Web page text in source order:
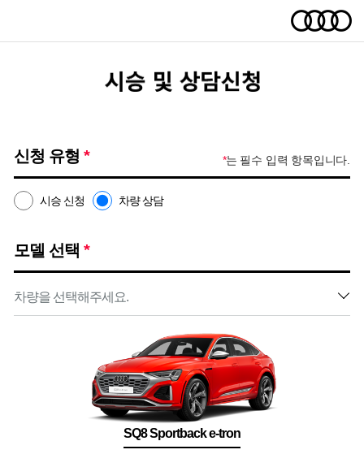
신청 유형 * *는 필수 입력 항목입니다.
시승 신청 차량 상담
모델 선택 *
SQ8 Sportback e-tron